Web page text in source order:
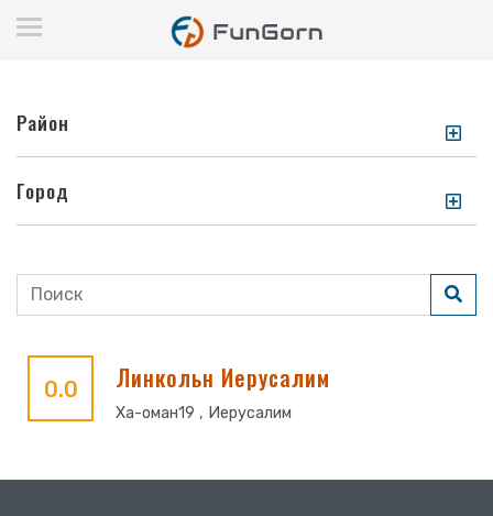
Район
Город
0.0 Линкольн Иерусалим
Ха-оман19 , Иерусалим